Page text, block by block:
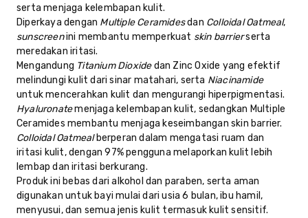
serta menjaga kelembapan kulit.
Diperkaya dengan Multiple Ceramidesdan Colloidal Oatmeal,
sunscreenini membantu memperkuat skin barrierserta
meredakan iritasi.
Mengandung Titanium Dioxidedan Zinc Oxide yang efektif
melindungi kulit dari sinar matahari, serta Niacinamide
untuk mencerahkan kulit dan mengurangi hiperpigmentasi.
Hyaluronatemenjaga kelembapan kulit, sedangkan Multiple
Ceramides membantu menjaga keseimbangan skin barrier.
Colloidal Oatmeal berperan dalam mengatasi ruam dan
iritasi kulit, dengan 97% pengguna melaporkan kulit lebih
lembap dan iritasi berkurang.
Produk ini bebas dari alkohol dan paraben, serta aman
digunakan untuk bayi mulai dari usia 6 bulan, ibu hamil,
menyusui, dan semua jenis kulit termasuk kulit sensitif.